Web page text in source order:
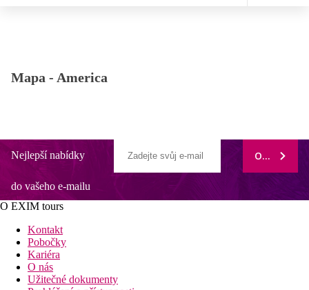
Mapa - America
Nejlepší nabídky
do vašeho e-mailu
ODEBÍRAT
O EXIM tours
Kontakt
Pobočky
Kariéra
O nás
Užitečné dokumenty